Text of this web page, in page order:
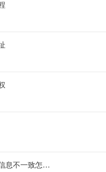
不一致怎么办